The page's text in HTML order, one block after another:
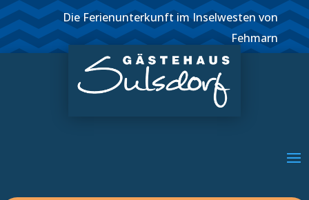
Die Ferienunterkunft im Inselwesten von
Fehmarn